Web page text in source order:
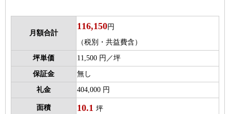
月額合計
116,150円
（税別・共益費含）
坪単価 11,500 円／坪
保証金 無し
礼金 404,000 円
面積 10.1 坪